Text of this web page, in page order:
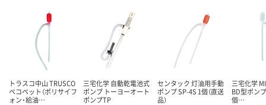
トラスコ中山 TRUSCO
ペコペット（ポリサイフ
ォン・給油…
三宅化学 自動乾電池式
ポンプ トーヨーオート
ポンプTP
センタック 灯油用手動
ポンプ SP-4S 1個（直送
品）
三宅化学
BD型ポン
個…